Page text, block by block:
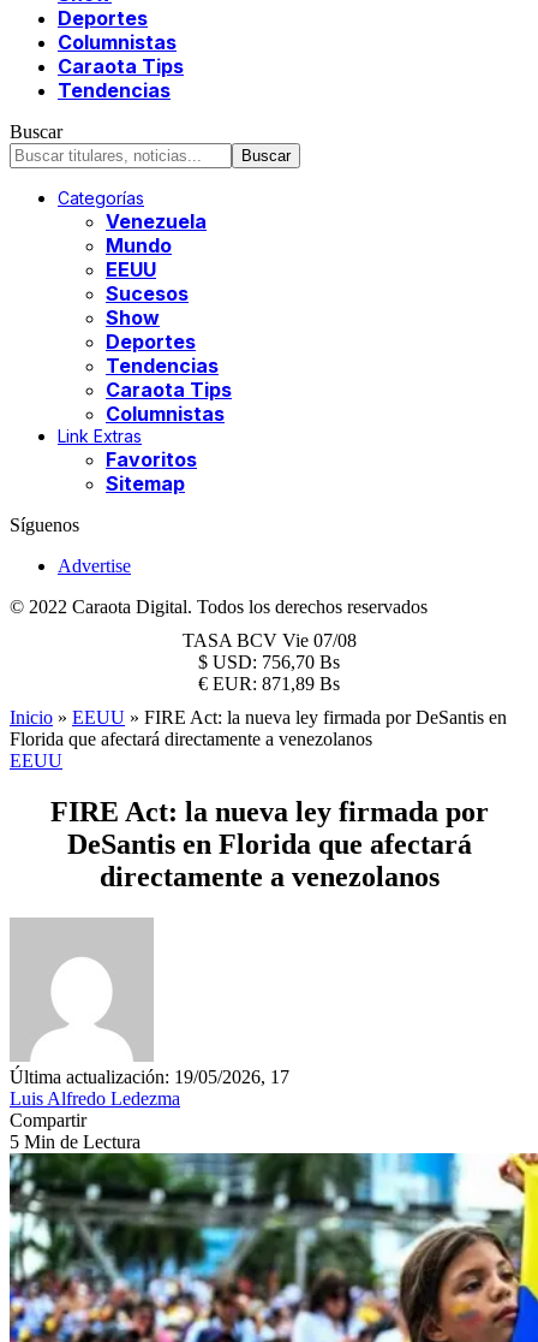
Deportes
Columnistas
Caraota Tips
Tendencias
Buscar
Categorías
Venezuela
Mundo
EEUU
Sucesos
Show
Deportes
Tendencias
Caraota Tips
Columnistas
Link Extras
Favoritos
Sitemap
Síguenos
Advertise
© 2022 Caraota Digital. Todos los derechos reservados
TASA BCV Vie 07/08
$ USD: 756,70 Bs
€ EUR: 871,89 Bs
Inicio » EEUU » FIRE Act: la nueva ley firmada por DeSantis en
Florida que afectará directamente a venezolanos
EEUU
FIRE Act: la nueva ley firmada por
DeSantis en Florida que afectará
directamente a venezolanos
Última actualización: 19/05/2026, 17
Luis Alfredo Ledezma
Compartir
5 Min de Lectura